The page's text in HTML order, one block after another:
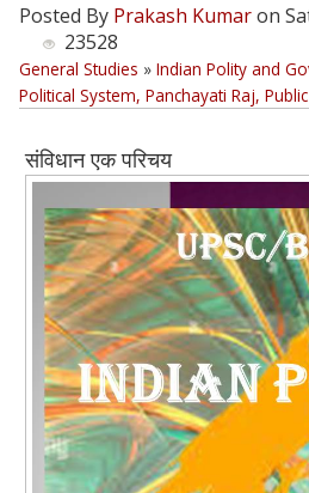
Posted By Prakash Kumaron
23528
General Studies » Indian Polity and
Political System, Panchayati Raj,
संविधान एक परिचय